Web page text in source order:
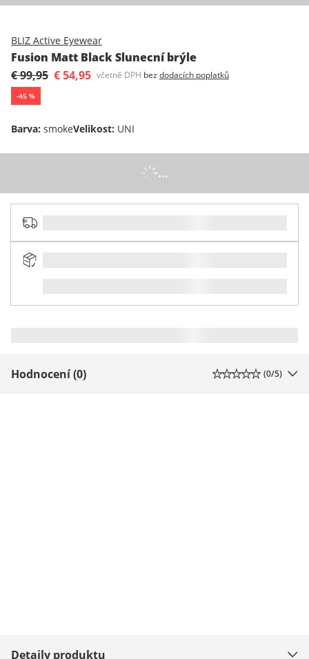
BLIZ Active Eyewear
Fusion Matt Black Slunecní brýle
€ 99,95 € 54,95 včetně DPH bez dodacích poplatků
-45 %
Barva: smokeVelikost: UNI
...
Hodnocení (0) (0/5)
Detaily produktu